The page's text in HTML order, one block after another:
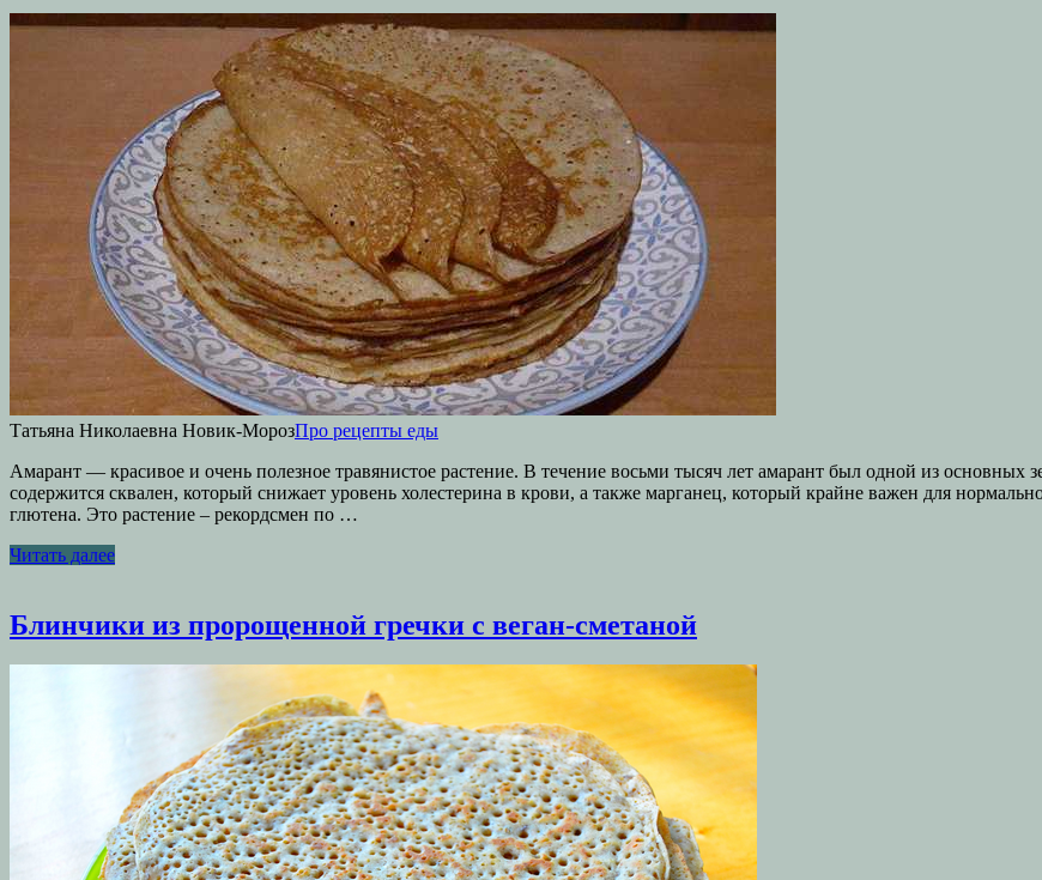
Татьяна Николаевна Новик-МорозПро рецепты еды
Амарант — красивое и очень полезное травянистое растение. В течение восьми тысяч лет амарант был одной из
содержится сквален, который снижает уровень холестерина в крови, а также марганец, который крайне важен для
глютена. Это растение – рекордсмен по …
Читать далее
Блинчики из пророщенной гречки с веган-сметаной